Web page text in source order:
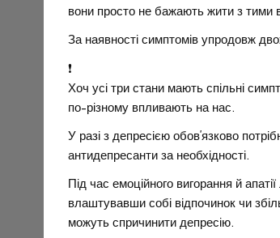
вони просто не бажають жити з тими
За наявності симптомів упродовж
❗
Хоч усі три стани мають спільні
по-різному впливають на нас.
У разі з депресією обов’язково
антидепресанти за необхідності.
Під час емоційного вигорання й
влаштувавши собі відпочинок чи
можуть спричинити депресію.